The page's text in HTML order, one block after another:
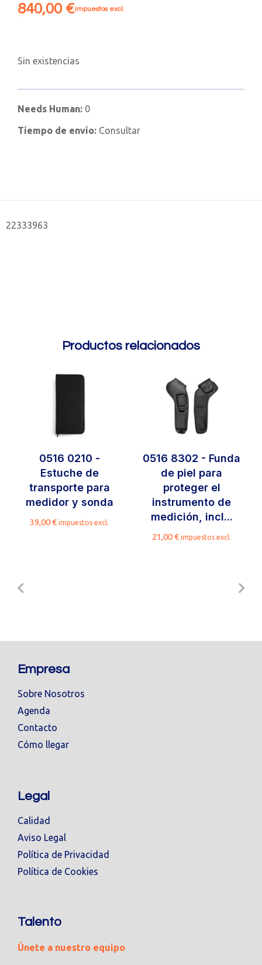
840,00 €impuestos excl.
Sin existencias
Needs Human: 0
Tiempo de envío: Consultar
22333963
Productos relacionados
0516 0210 -
Estuche de
transporte para
medidor y sonda
39,00€ impuestos excl.
0516 8302 - Funda
de piel para
proteger el
instrumento de
medición, incl...
21,00€ impuestos excl.
Empresa
Sobre Nosotros
Agenda
Contacto
Cómo llegar
Legal
Calidad
Aviso Legal
Política de Privacidad
Política de Cookies
Talento
Únete a nuestro equipo